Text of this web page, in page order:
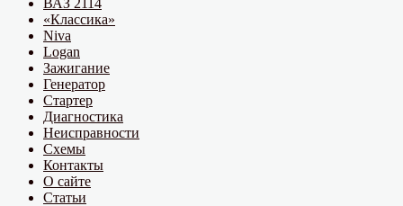
ВАЗ 2114
«Классика»
Niva
Logan
Зажигание
Генератор
Стартер
Диагностика
Неисправности
Схемы
Контакты
О сайте
Статьи